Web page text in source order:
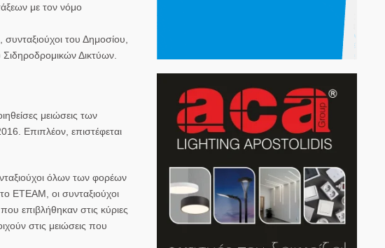
με τον νόμο
του Δημοσίου,
Δικτύων.
μειώσεις των
Επιπλέον, επιστέφεται
όλων των φορέων
ΕΤΕΑΜ, οι συνταξιούχοι
επιβλήθηκαν στις κύριες
στις μειώσεις που